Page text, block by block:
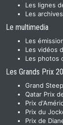
Les lignes
Les
Le multimedia
Les
Les vidéos
Les photos
Les Grands Prix
Grand
Qatar Prix
Prix
Prix du
Prix de